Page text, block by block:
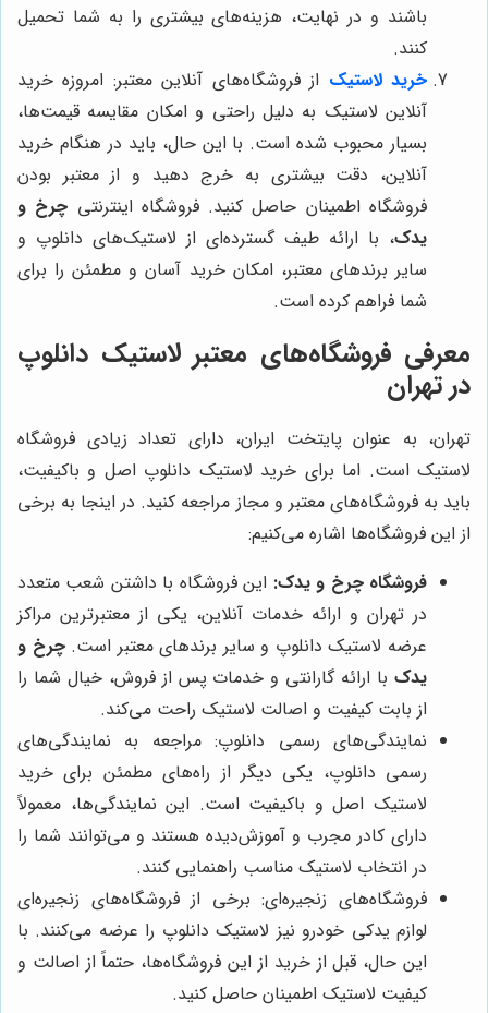
باشند و در نهایت، هزینه‌های بیشتری را به شما تحمیل
کنند.
خرید لاستیک از فروشگاه‌های آنلاین معتبر: امروزه خرید
آنلاین لاستیک به دلیل راحتی و امکان مقایسه قیمت‌ها،
بسیار محبوب شده است. با این حال، باید در هنگام خرید
آنلاین، دقت بیشتری به خرج دهید و از معتبر بودن
فروشگاه اطمینان حاصل کنید. فروشگاه اینترنتی چرخ و
یدک، با ارائه طیف گسترده‌ای از لاستیک‌های دانلوپ و
سایر برندهای معتبر، امکان خرید آسان و مطمئن را برای
شما فراهم کرده است.
معرفی فروشگاه‌های معتبر لاستیک دانلوپ
در تهران
تهران، به عنوان پایتخت ایران، دارای تعداد زیادی فروشگاه
لاستیک است. اما برای خرید لاستیک دانلوپ اصل و باکیفیت،
باید به فروشگاه‌های معتبر و مجاز مراجعه کنید. در اینجا به برخی
از این فروشگاه‌ها اشاره می‌کنیم:
فروشگاه چرخ و یدک: این فروشگاه با داشتن شعب متعدد
در تهران و ارائه خدمات آنلاین، یکی از معتبرترین مراکز
عرضه لاستیک دانلوپ و سایر برندهای معتبر است.چرخ و
یدک با ارائه گارانتی و خدمات پس از فروش، خیال شما را
از بابت کیفیت و اصالت لاستیک راحت می‌کند.
نمایندگی‌های رسمی دانلوپ: مراجعه به نمایندگی‌های
رسمی دانلوپ، یکی دیگر از راه‌های مطمئن برای خرید
لاستیک اصل و باکیفیت است. این نمایندگی‌ها، معمولاً
دارای کادر مجرب و آموزش‌دیده هستند و می‌توانند شما را
در انتخاب لاستیک مناسب راهنمایی کنند.
فروشگاه‌های زنجیره‌ای: برخی از فروشگاه‌های زنجیره‌ای
لوازم یدکی خودرو نیز لاستیک دانلوپ را عرضه می‌کنند. با
این حال، قبل از خرید از این فروشگاه‌ها، حتماً از اصالت و
کیفیت لاستیک اطمینان حاصل کنید.